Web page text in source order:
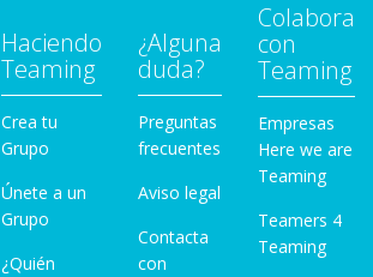
Haciendo
Teaming
Crea tu
Grupo
Únete a un
Grupo
¿Quién
¿Alguna
duda?
Preguntas
frecuentes
Aviso legal
Contacta
con
Colabora
con
Teaming
Empresas
Here we are
Teaming
Teamers 4
Teaming